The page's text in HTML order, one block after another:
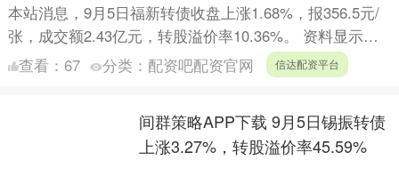
本站消息，9月5日福新转债收盘上涨1.68%，报356.5元/
张，成交额2.43亿元，转股溢价率10.36%。 资料显示，
福新转债信用级别为“A+”，债券期限6....
查看： 67 分类： 配资吧配资官网 信达配资平台
间群策略APP下载 9月5日锡振转债
上涨3.27%，转股溢价率45.59%